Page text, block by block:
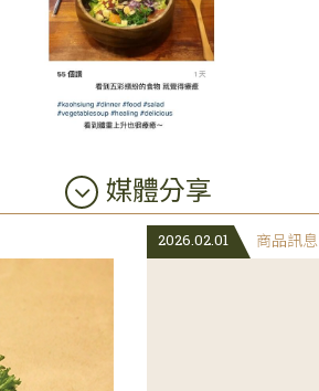
媒體分享
2026.02.01 商品訊息